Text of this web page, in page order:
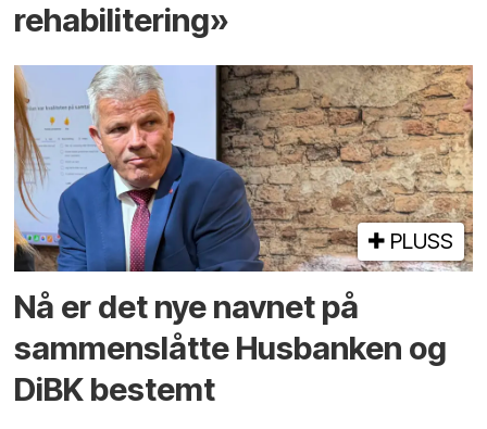
rehabilitering»
PLUSS
Nå er det nye navnet på
sammenslåtte Husbanken og
DiBK bestemt